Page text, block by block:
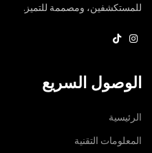
للمستكشفين، ومصممة للتميز.
الوصول السريع
الرئيسية
المعلومات التقنية